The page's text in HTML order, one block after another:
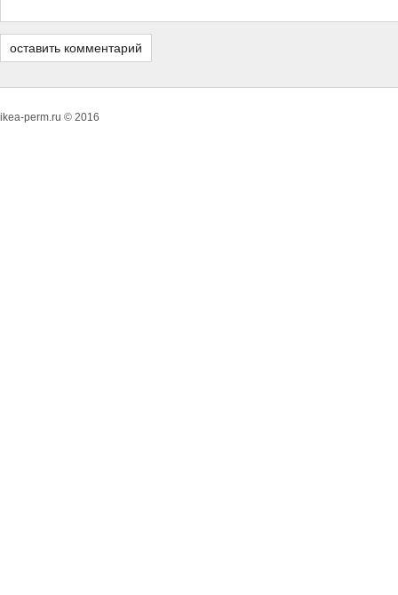
ikea-perm.ru © 2016